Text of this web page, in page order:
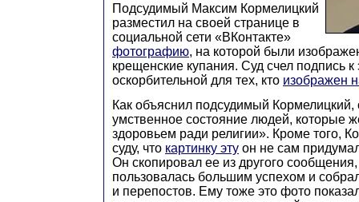
Подсудимый Максим Кормелицкий
разместил на своей странице в
социальной сети «ВКонтакте»
фотографию, на которой были
крещенские купания. Суд счел подпись
оскорбительной для тех, кто изображен
Как объяснил подсудимый Кормелицкий,
умственное состояние людей, которые
здоровьем ради религии». Кроме того,
суду, что картинку эту он не сам
Он скопировал ее из другого сообщения,
пользовалась большим успехом и
и перепостов. Ему тоже это фото